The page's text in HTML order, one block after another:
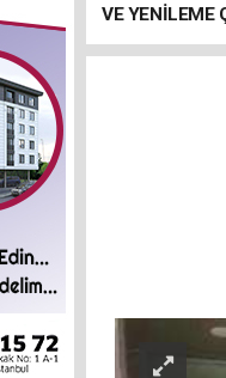
VE YENİLEME
SÜRÜYOR